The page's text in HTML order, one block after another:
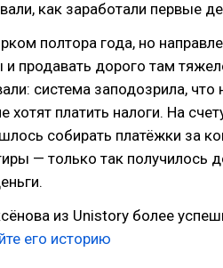
как заработали первые
полтора года, но
и продавать дорого там
система заподозрила, что
хотят платить налоги. На
собирать платёжки за
— только так получилось
из Unistory более
его историю